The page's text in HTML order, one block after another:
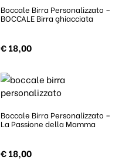
Boccale Birra Personalizzato –
BOCCALE Birra ghiacciata
€18,00
Boccale Birra Personalizzato –
La Passione della Mamma
€18,00